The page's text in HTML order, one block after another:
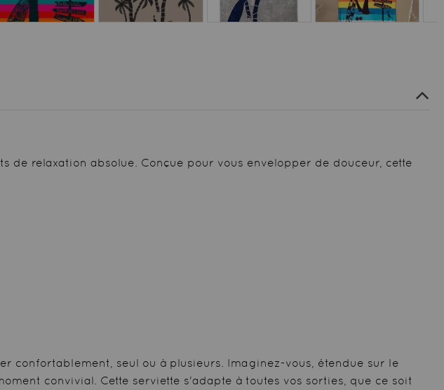
relaxation absolue. Conçue pour vous envelopper de douceur, cette
confortablement, seul ou à plusieurs. Imaginez-vous, étendue sur le
convivial. Cette serviette s'adapte à toutes vos sorties, que ce soit